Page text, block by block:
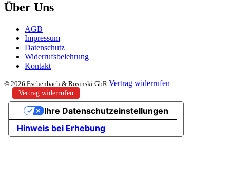
Über Uns
AGB
Impressum
Datenschutz
Widerrufsbelehrung
Kontakt
© 2026 Eschenbach & Rosinski GbR Vertrag widerrufen
Vertrag widerrufen
Hinweis bei Erhebung
Ihre Datenschutzeinstellungen